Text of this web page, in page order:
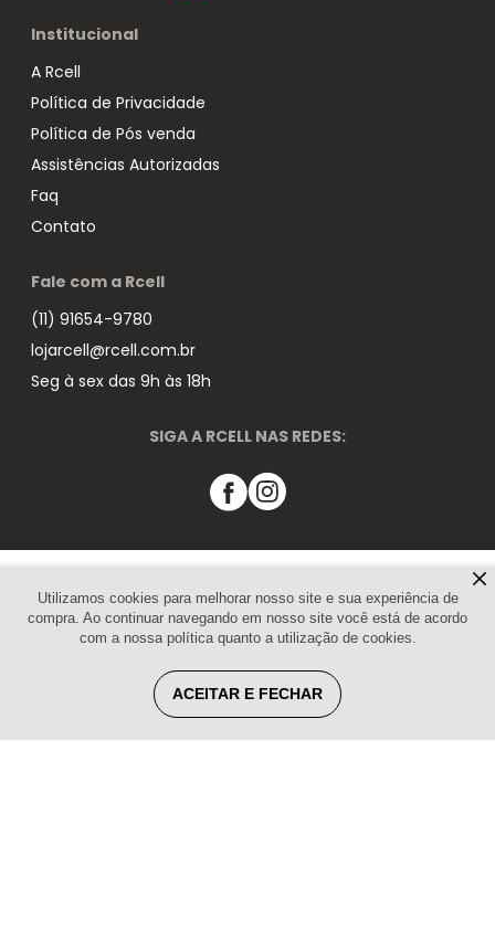
Utilizamos cookies para melhorar nosso site e sua experiência de
compra. Ao continuar navegando em nosso site você está de acordo
com a nossa política quanto a utilização de cookies.
ACEITAR E FECHAR
Institucional
A Rcell
Política de Privacidade
Política de Pós venda
Assistências Autorizadas
Faq
Contato
Fale com a Rcell
(11) 91654-9780
lojarcell@rcell.com.br
Seg à sex das 9h às 18h
SIGA A RCELL NAS REDES:
Segurança
Revista RCELL- Baixe o app